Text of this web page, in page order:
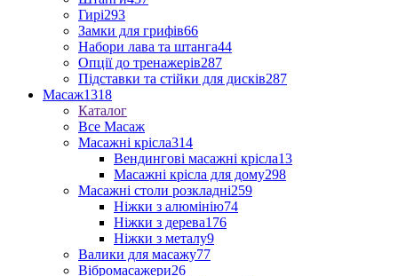
Гирі293
Замки для грифів66
Набори лава та штанга44
Опції до тренажерів287
Підставки та стійки для дисків287
Масаж1318
Каталог
Все Масаж
Масажні крісла314
Вендингові масажні крісла13
Масажні крісла для дому298
Масажні столи розкладні259
Ніжки з алюмінію74
Ніжки з дерева176
Ніжки з металу9
Валики для масажу77
Вібромасажери26